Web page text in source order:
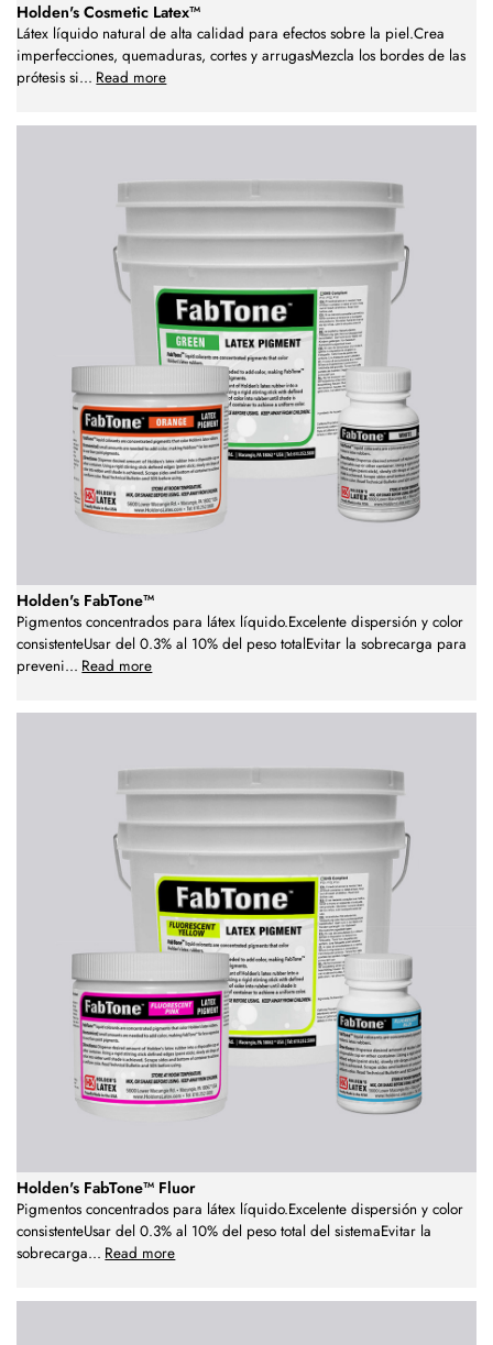
Holden's Cosmetic Latex™
Látex líquido natural de alta calidad para efectos sobre la piel.Crea
imperfecciones, quemaduras, cortes y arrugasMezcla los bordes de las
prótesis si... Read more
Holden's FabTone™
Pigmentos concentrados para látex líquido.Excelente dispersión y color
consistenteUsar del 0.3% al 10% del peso totalEvitar la sobrecarga para
preveni... Read more
Holden's FabTone™ Fluor
Pigmentos concentrados para látex líquido.Excelente dispersión y color
consistenteUsar del 0.3% al 10% del peso total del sistemaEvitar la
sobrecarga... Read more